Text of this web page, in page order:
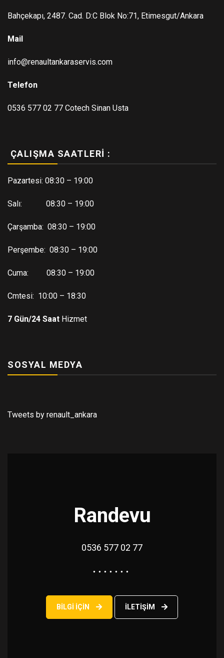
Bahçekapı, 2487. Cad. D:C Blok No:71, Etimesgut/Ankara
Mail
info@renaultankaraservis.com
Telefon
0536 577 02 77 Cotech Sinan Usta
ÇALIŞMA SAATLERI :
Pazartesi: 08:30 – 19:00
Salı: 08:30 – 19:00
Çarşamba: 08:30 – 19:00
Perşembe: 08:30 – 19:00
Cuma: 08:30 – 19:00
Cmtesi: 10:00 – 18:30
7 Gün/24 Saat Hizmet
SOSYAL MEDYA
Tweets by renault_ankara
Randevu
0536 577 02 77
BILGI IÇIN ILETIŞIM